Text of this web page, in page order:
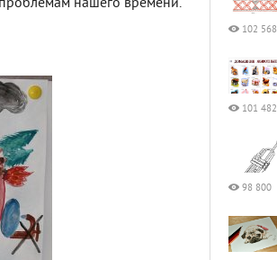
нашего времени.
102 568
101 482
98 800